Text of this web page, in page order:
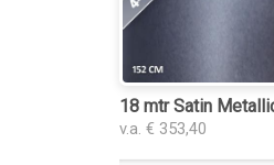
18 mtr Satin
v.a. € 353,40